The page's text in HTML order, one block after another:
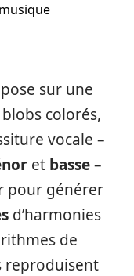
sur une
colorés,
vocale –
et basse–
pour générer
d’harmonies
de
reproduisent